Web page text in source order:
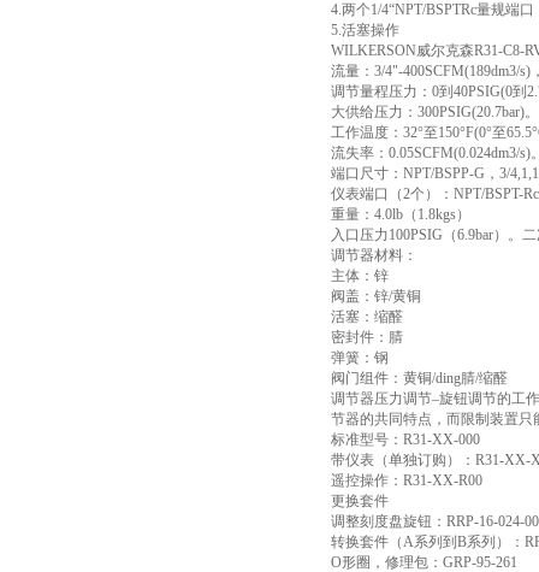
4.两个1/4“NPT/BSPTRc量规端
5.活塞操作
WILKERSON威尔克森R31-C8-
流量：3/4"-400SCFM(189dm3/s)
调节量程压力：0到40PSIG(0到
大供给压力：300PSIG(20.7bar)。
工作温度：32°至150°F(0°至
流失率：0.05SCFM(0.024dm3/s)
端口尺寸：NPT/BSPP-G，3/
仪表端口（2个）：NPT/BSPT-
重量：4.0lb（1.8kgs）
入口压力100PSIG（6.9bar）。
调节器材料：
主体：锌
阀盖：锌/黄铜
活塞：缩醛
密封件：腈
弹簧：钢
阀门组件：黄铜/ding腈/缩醛
调节器压力调节–旋钮调节的工
节器的共同特点，而限制装置
标准型号：R31-XX-000
带仪表（单独订购）：R31-XX-
遥控操作：R31-XX-R00
更换套件
调整刻度盘旋钮：RRP-16-024-
转换套件（A系列到B系列）：
O形圈，修理包：GRP-95-261